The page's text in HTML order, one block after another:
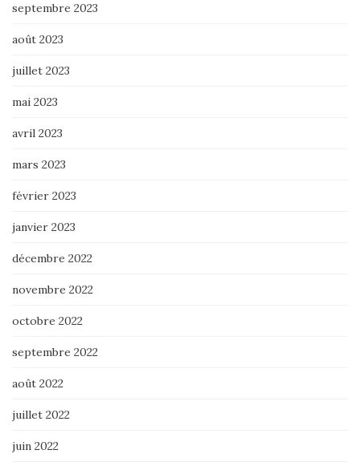
septembre 2023
août 2023
juillet 2023
mai 2023
avril 2023
mars 2023
février 2023
janvier 2023
décembre 2022
novembre 2022
octobre 2022
septembre 2022
août 2022
juillet 2022
juin 2022